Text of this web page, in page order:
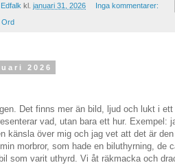
kl. januari 31, 2026 Inga kommentarer:
Ord
2026
Det finns mer än bild, ljud och lukt i
vad, utan bara ett hur. Exempel:
känsla över mig och jag vet att det är
morbror, som hade en biluthyrning,
som varit uthyrd. Vi åt räkmacka och